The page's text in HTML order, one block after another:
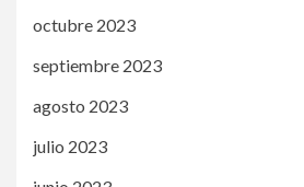
octubre 2023
septiembre 2023
agosto 2023
julio 2023